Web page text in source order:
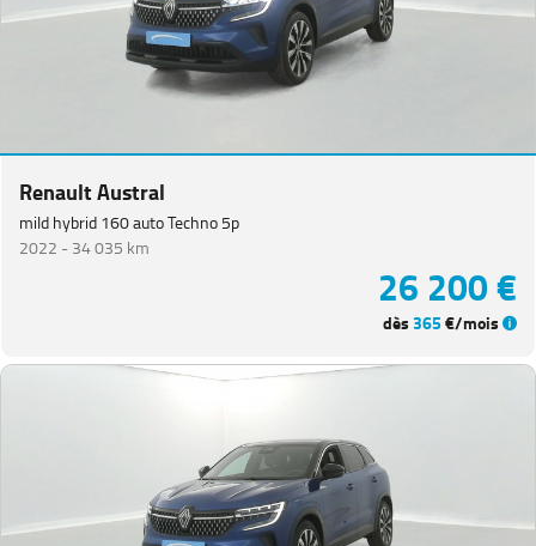
Renault Austral
mild hybrid 160 auto Techno 5p
2022 -34 035 km
26 200 €
dès365€/mois